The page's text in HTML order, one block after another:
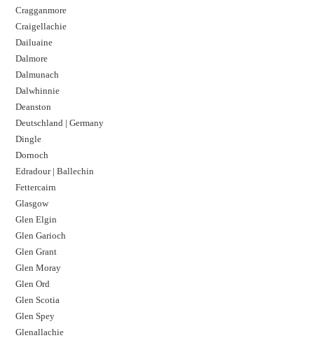
Cragganmore
Craigellachie
Dailuaine
Dalmore​
Dalmunach
Dalwhinnie
Deanston
Deutschland | Germany
Dingle
Dornoch
Edradour | Ballechin
Fettercairn
Glasgow
Glen Elgin
Glen Garioch
Glen Grant
Glen Moray
Glen Ord
Glen Scotia
Glen Spey
Glenallachie